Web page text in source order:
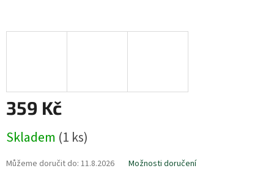
359 Kč
cena:
Skladem (1 ks)
Můžeme doručit do: 11.8.2026 Možnosti doručení